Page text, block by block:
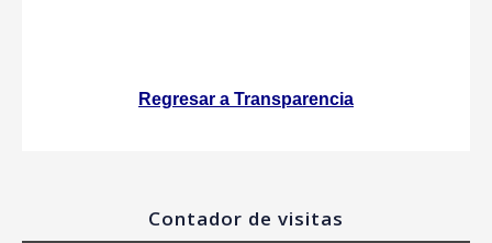
Regresar a Transparencia
Contador de visitas